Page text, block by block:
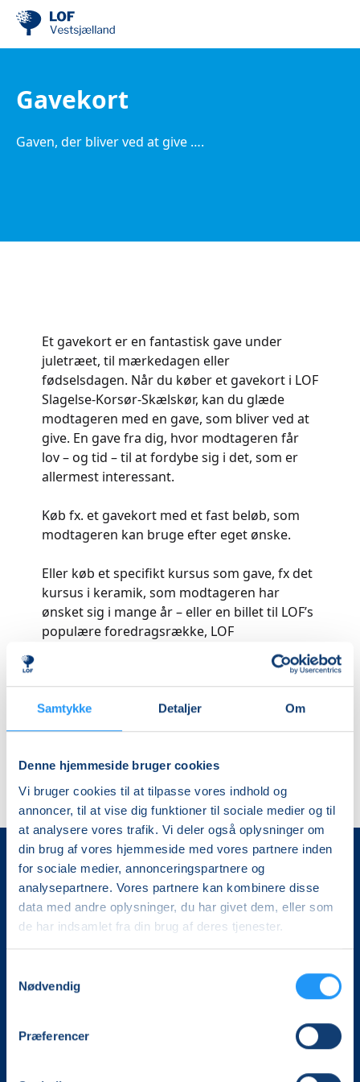
Samtykke Detaljer Om
Denne hjemmeside bruger cookies
Vi bruger cookies til at tilpasse vores indhold og
annoncer, til at vise dig funktioner til sociale medier og til
at analysere vores trafik. Vi deler også oplysninger om
din brug af vores hjemmeside med vores partnere inden
for sociale medier, annonceringspartnere og
analysepartnere. Vores partnere kan kombinere disse
data med andre oplysninger, du har givet dem, eller som
de har indsamlet fra din brug af deres tjenester.
Nødvendig
Præferencer
Gavekort
Gaven, der bliver ved at give ….
Et gavekort er en fantastisk gave under
juletræet, til mærkedagen eller
fødselsdagen. Når du køber et gavekort i LOF
Slagelse-Korsør-Skælskør, kan du glæde
modtageren med en gave, som bliver ved at
give. En gave fra dig, hvor modtageren får
lov – og tid – til at fordybe sig i det, som er
allermest interessant.
Køb fx. et gavekort med et fast beløb, som
modtageren kan bruge efter eget ønske.
Eller køb et specifikt kursus som gave, fx det
kursus i keramik, som modtageren har
ønsket sig i mange år – eller en billet til LOF’s
populære foredragsrække, LOF
Mandagstræf med 9 spændende foredrag
Kontakt os på telefonnummer 58525681 –
eller maillof@lof-slagelse.dk.
Det, der er vigtigt for samfundet, er vigtigt for os
mere end 100.000 deltagere i hele landet med kurser,